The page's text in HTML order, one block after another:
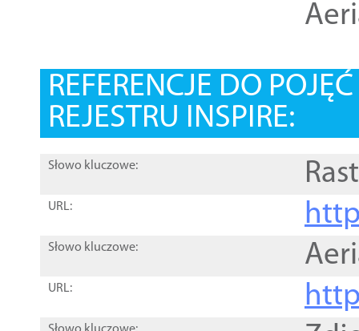
REFERENCJE DO
REJESTRU INSPIRE:
Słowo kluczowe:
URL:
Słowo kluczowe:
URL: